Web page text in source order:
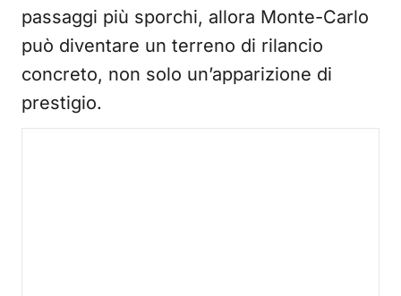
passaggi più sporchi, allora Monte-Carlo
può diventare un terreno di rilancio
concreto, non solo un’apparizione di
prestigio.